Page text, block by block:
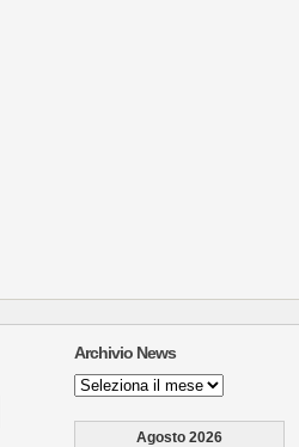
Archivio News
Archivio
News
Agosto 2026